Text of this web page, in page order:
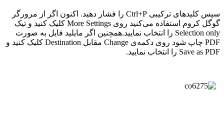
سپس کلیدهای ترکیبی Ctrl+P را فشار دهید. اکنون اگر از مرورگر
گوگل کروم استفاده می‌کنید روی More Settings کلیک کنید و تیک
Selection only را انتخاب نمایید.همچنین اگر مایلید فایل به صورت
PDF چاپ شود روی دکمه‌ی Change مقابل Destination کلیک کنید و
Save as PDF را انتخاب نمایید.